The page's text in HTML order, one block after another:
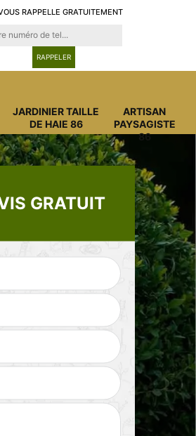
RAPPELLE GRATUITEMENT
JARDINIER TAILLE
DE HAIE 86
ARTISAN
PAYSAGISTE
86
Entreprise de
jardinage 86
GRATUIT